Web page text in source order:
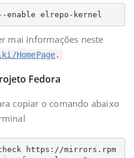
enable elrepo-kernel
mai informações neste
.
Fedora
copiar o comando abaixo
https://mirrors.rpm